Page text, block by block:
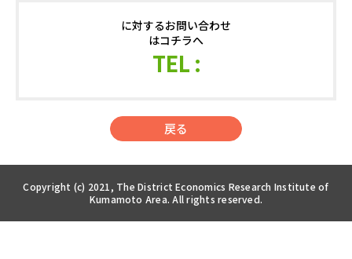
に対するお問い合わせ
はコチラへ
TEL :
戻る
Copyright (c) 2021, The District Economics Research Institute of
Kumamoto Area. All rights reserved.